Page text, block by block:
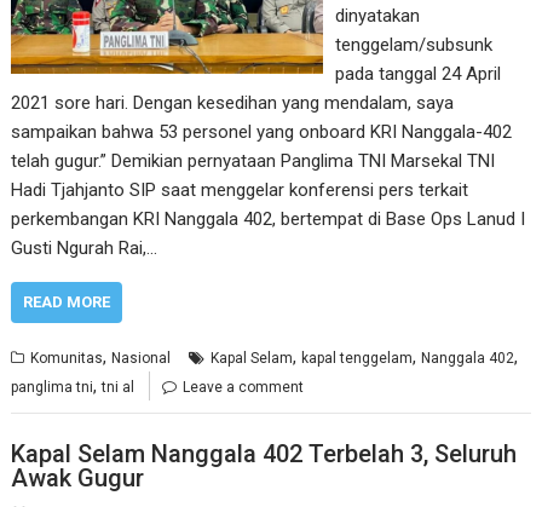
dinyatakan
tenggelam/subsunk
pada tanggal 24 April
2021 sore hari. Dengan kesedihan yang mendalam, saya
sampaikan bahwa 53 personel yang onboard KRI Nanggala-402
telah gugur.” Demikian pernyataan Panglima TNI Marsekal TNI
Hadi Tjahjanto SIP saat menggelar konferensi pers terkait
perkembangan KRI Nanggala 402, bertempat di Base Ops Lanud I
Gusti Ngurah Rai,…
READ MORE
Komunitas,Nasional Kapal Selam,kapal tenggelam,Nanggala 402,
panglima tni,tni al Leave a comment
Kapal Selam Nanggala 402 Terbelah 3, Seluruh
Awak Gugur